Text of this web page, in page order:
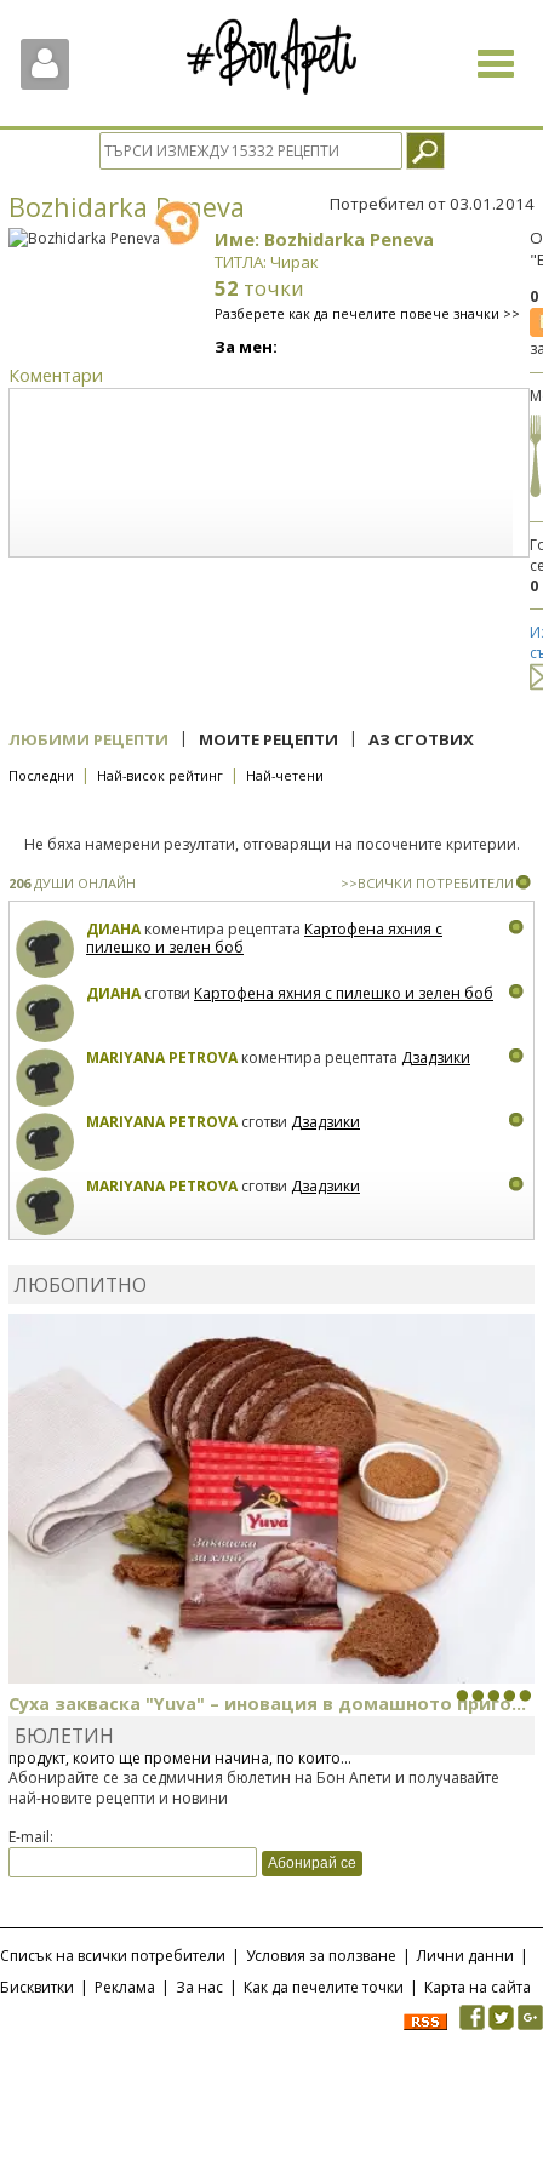
Toggle
Bozhidarka Peneva Потребител от 03.01.2014
Име: Bozhidarka Peneva
ТИТЛА: Чирак
52 точки
Разберете как да печелите повече значки >>
За мен:
Коментари
0
ЛЮБИМИ РЕЦЕПТИ | МОИТЕ РЕЦЕПТИ | АЗ СГОТВИХ
Последни | Най-висок рейтинг | Най-четени
Не бяха намерени резултати, отговарящи на посочените критерии.
206ДУШИ ОНЛАЙН >>ВСИЧКИ ПОТРЕБИТЕЛИ
ДИАНАкоментира рецептата Картофена яхния с
пилешко и зелен боб
ДИАНАсготви Картофена яхния с пилешко и зелен боб
MARIYANA PETROVAкоментира рецептата Дзадзики
MARIYANA PETROVAсготви Дзадзики
MARIYANA PETROVAсготви Дзадзики
ЛЮБОПИТНО
Суха закваска "Yuva" – иновация в домашното приго...
Отскоро Лесафр България стартира предлагането на изцяло нов
продукт, който ще промени начина, по който...
БЮЛЕТИН
Абонирайте се за седмичния бюлетин на Бон Апети и получавайте
най-новите рецепти и новини
E-mail:
Списък на всички потребители | Условия за ползване | Лични данни |
Бисквитки | Реклама | За нас | Как да печелите точки | Карта на сайта